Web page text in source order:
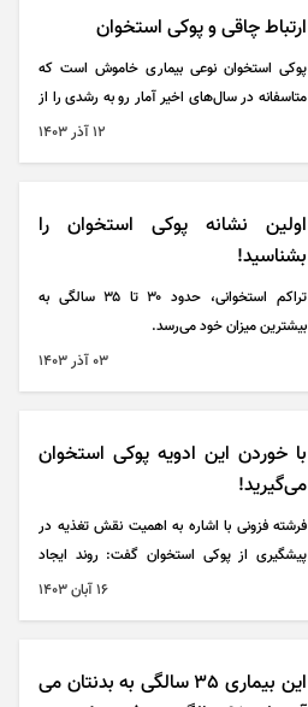
منتقل و تا چند هفته تا ماه فرد را درگیر می‌کند
که اغلب افراد متوجه بروز علت چنین
شکستگی‌ها و درد‌های مزمنی در کمر نمی‌شوند.
ارتباط چاقی و پوکی استخوان
پوکی استخوان نوعی بیماری خاموش است که
متاسفانه در سال‌های اخیر آمار رو به رشدی را از
مبتلایان خود برجای گذاشته است؛ بیماری که
۱۲ آذر ۱۴۰۳
اولین نشانه پوکی استخوان را
بشناسید!
تراکم استخوانی، حدود ۳۰ تا ۳۵ سالگی به
بیشترین میزان خود می‌رسد.
۰۳ آذر ۱۴۰۳
با خوردن این ادویه پوکی استخوان
می‌گیرید!
فرشته فزونی با اشاره به اهمیت نقش تغذیه در
پیشگیری از پوکی استخوان گفت: روند ایجاد
پوکی استخوان گرچه با وضعیت فیزیولوژیک بدن
۱۶ آبان ۱۴۰۳
این بیماری 35 سالگی به بدنتان می